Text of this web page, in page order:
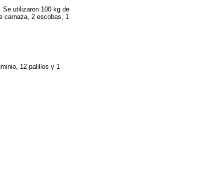
. Se utilizaron 100 kg de
carnaza, 2 escobas, 1
12 palillos y 1